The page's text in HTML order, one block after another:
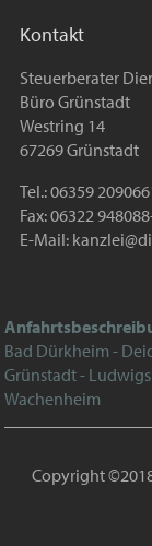
Kontakt
Steuerberater
Büro Grünstadt
Westring 14
67269 Grünstadt
Tel.: 06359
Fax: 06322
E-Mail:
Bad Dürkheim -
Grünstadt -
Wachenheim
Copyright